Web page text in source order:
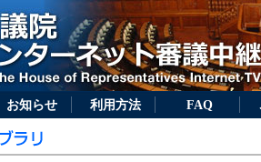
お知らせ 利用方法 FAQ